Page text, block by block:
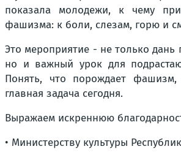
показала молодежи, к чему
фашизма: к боли, слезам, горю и
Это мероприятие - не только
но и важный урок для
Понять, что порождает
главная задача сегодня.
Выражаем искреннюю
• Министерству культуры